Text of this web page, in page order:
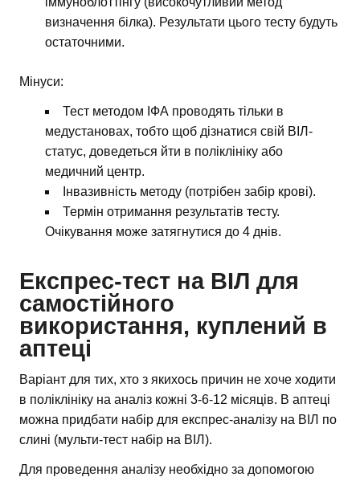
визначення білка). Результати цього тесту будуть
остаточними.
Мінуси:
Тест методом ІФА проводять тільки в
медустановах, тобто щоб дізнатися свій ВІЛ-
статус, доведеться йти в поліклініку або
медичний центр.
Інвазивність методу (потрібен забір крові).
Термін отримання результатів тесту.
Очікування може затягнутися до 4 днів.
Експрес-тест на ВІЛ для
самостійного
використання, куплений в
аптеці
Варіант для тих, хто з якихось причин не хоче ходити
в поліклініку на аналіз кожні 3-6-12 місяців. В аптеці
можна придбати набір для експрес-аналізу на ВІЛ по
слині (мульти-тест набір на ВІЛ).
Для проведення аналізу необхідно за допомогою